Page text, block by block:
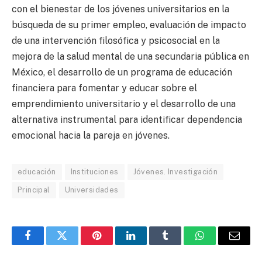
con el bienestar de los jóvenes universitarios en la
búsqueda de su primer empleo, evaluación de impacto
de una intervención filosófica y psicosocial en la
mejora de la salud mental de una secundaria pública en
México, el desarrollo de un programa de educación
financiera para fomentar y educar sobre el
emprendimiento universitario y el desarrollo de una
alternativa instrumental para identificar dependencia
emocional hacia la pareja en jóvenes.
educación Instituciones Jóvenes. Investigación
Principal Universidades
FacebookTwitter PinterestLinkedInTumblr WhatsAppEmail